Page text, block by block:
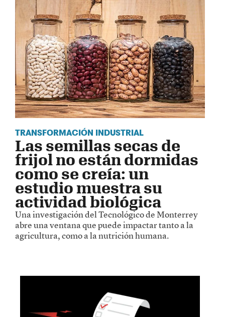
TRANSFORMACIÓN INDUSTRIAL
Las semillas secas de
frijol no están dormidas
como se creía: un
estudio muestra su
actividad biológica
Una investigación del Tecnológico de Monterrey
abre una ventana que puede impactar tanto a la
agricultura, como a la nutrición humana.